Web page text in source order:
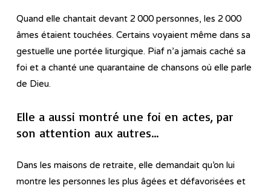
Quand elle chantait devant 2 000 personnes, les 2 000
âmes étaient touchées. Certains voyaient même dans sa
gestuelle une portée liturgique. Piaf n’a jamais caché sa
foi et a chanté une quarantaine de chansons où elle parle
de Dieu.
Elle a aussi montré une foi en actes, par
son attention aux autres…
Dans les maisons de retraite, elle demandait qu’on lui
montre les personnes les plus âgées et défavorisées et